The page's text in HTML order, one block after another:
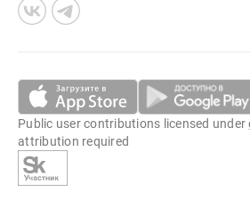
Public user contributions licensed under
attribution required